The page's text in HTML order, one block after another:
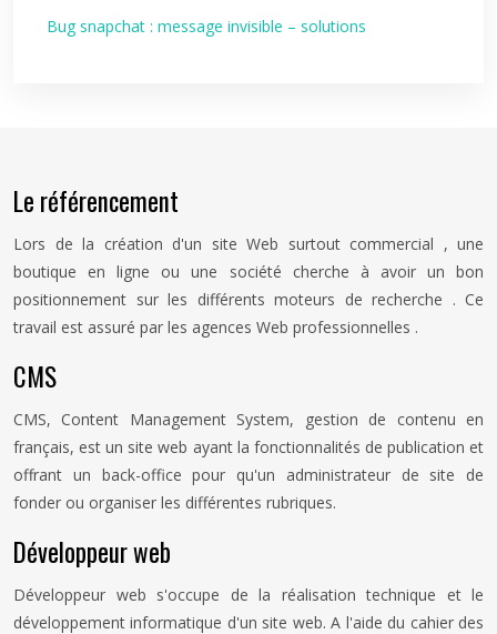
Bug snapchat : message invisible – solutions
Le référencement
Lors de la création d'un site Web surtout commercial , une
boutique en ligne ou une société cherche à avoir un bon
positionnement sur les différents moteurs de recherche . Ce
travail est assuré par les agences Web professionnelles .
CMS
CMS, Content Management System, gestion de contenu en
français, est un site web ayant la fonctionnalités de publication et
offrant un back-office pour qu'un administrateur de site de
fonder ou organiser les différentes rubriques.
Développeur web
Développeur web s'occupe de la réalisation technique et le
développement informatique d'un site web. A l'aide du cahier des